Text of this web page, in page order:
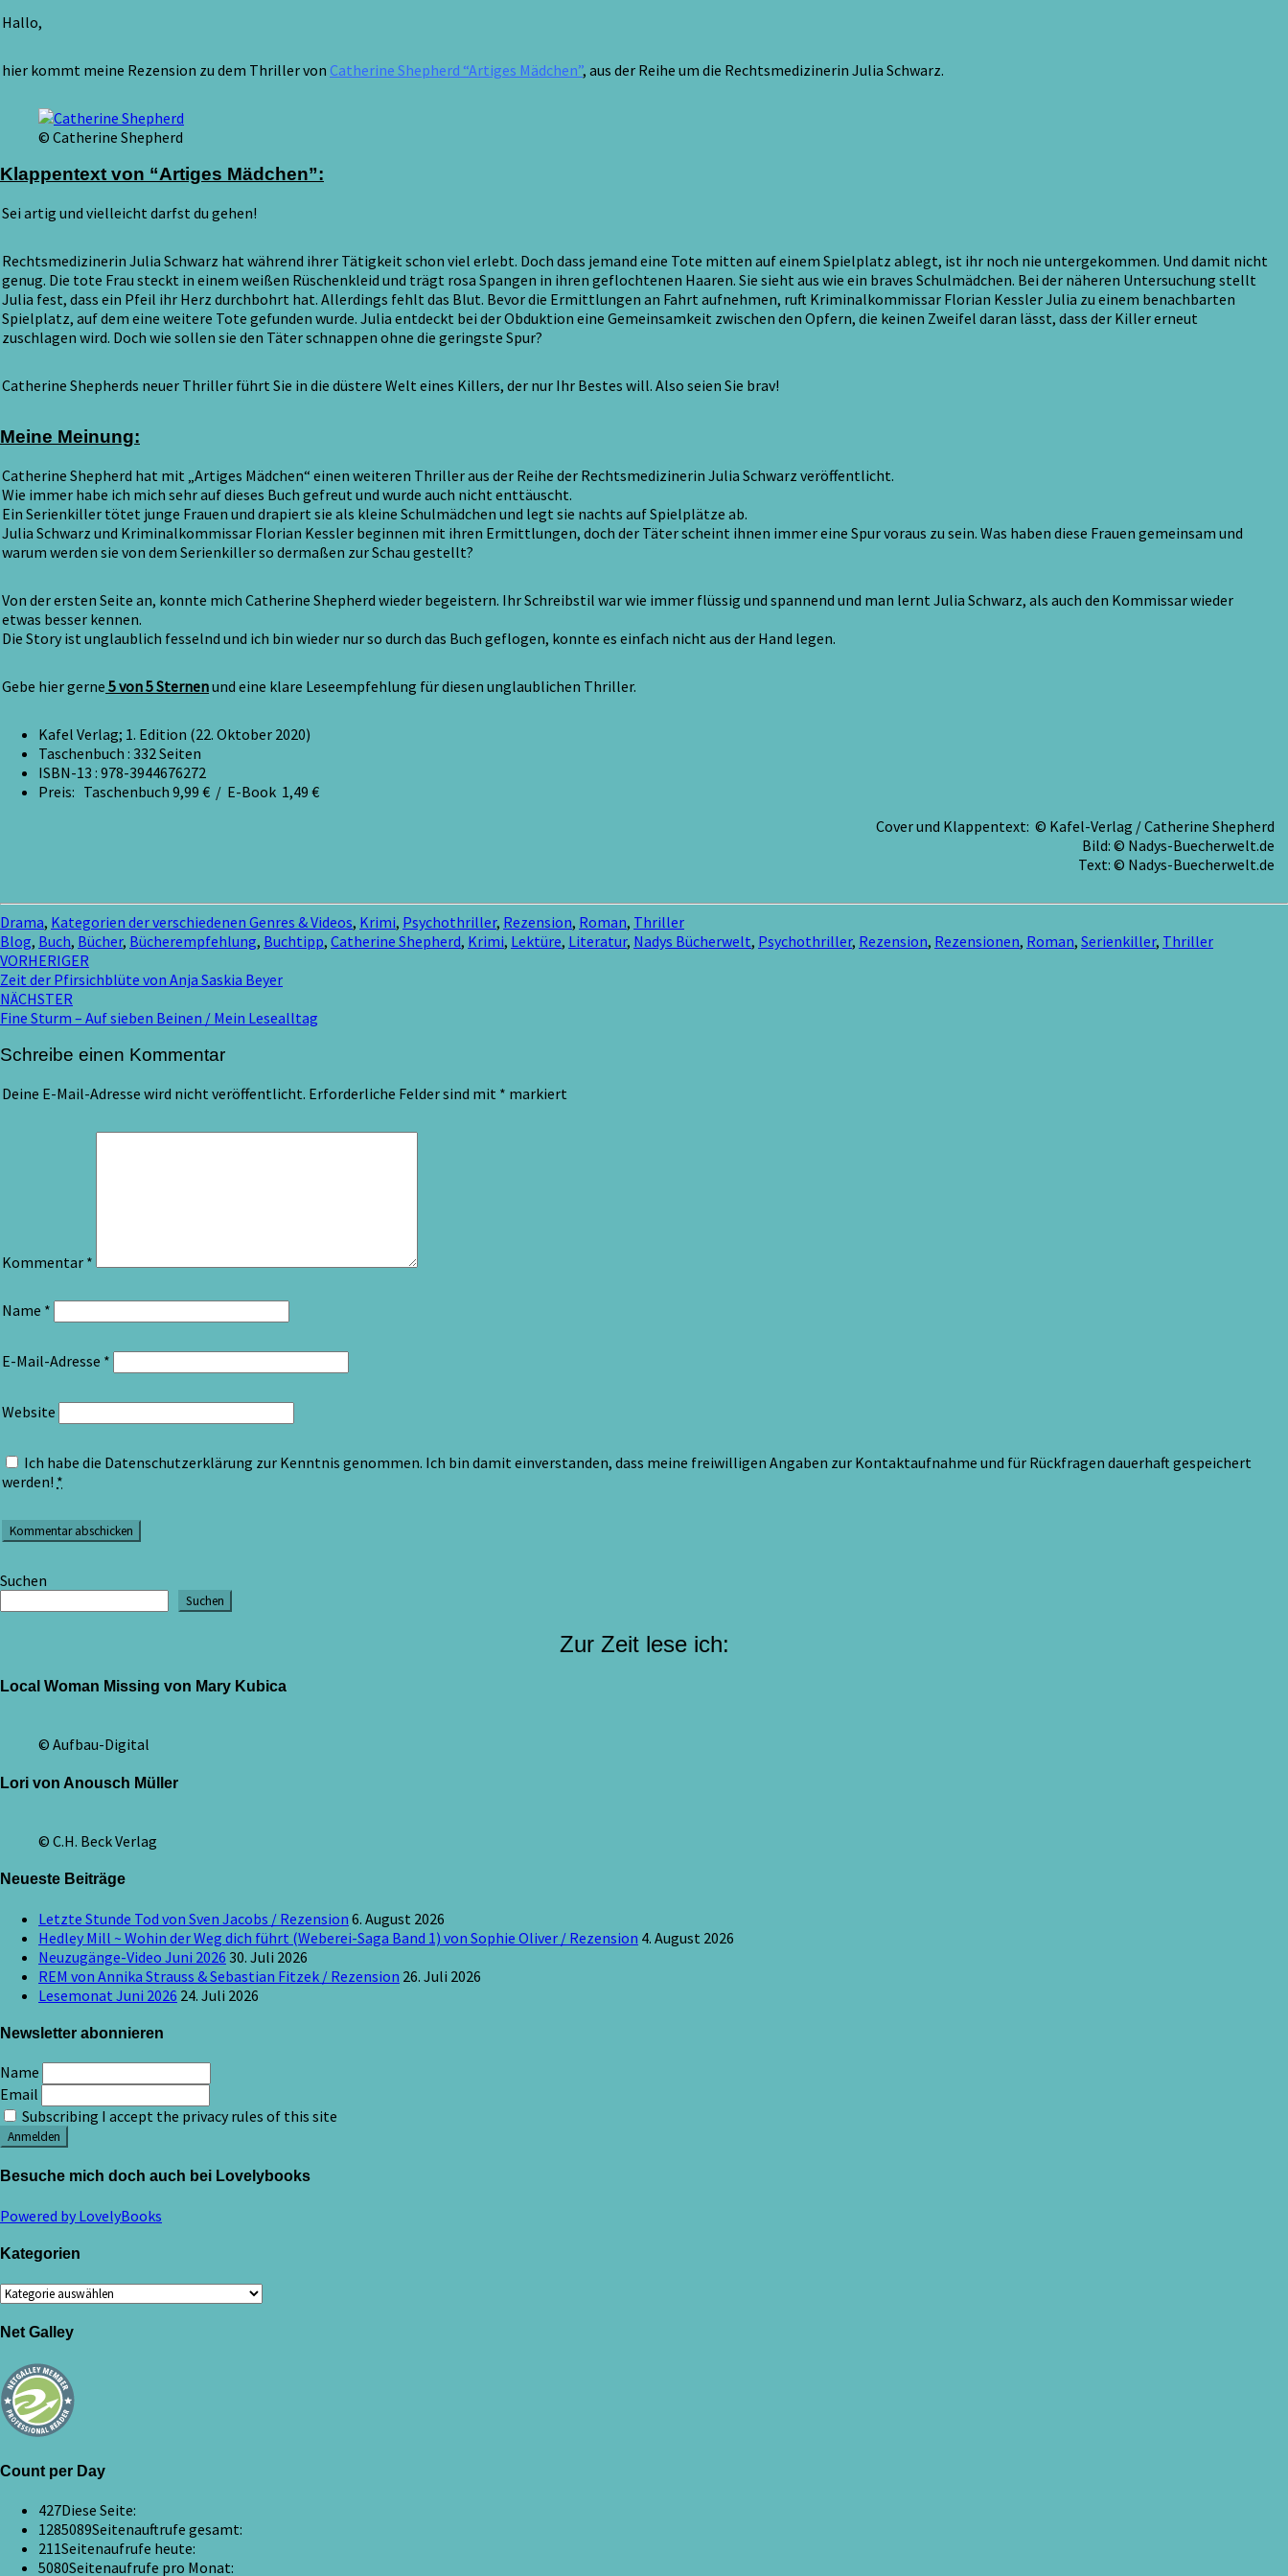
/
von
Sternen
Hallo,
hier kommt meine Rezension zu dem Thriller von Catherine Shepherd “Artiges Mädchen”, aus der Reihe um die Rechtsmedizinerin Julia Schwarz.
© Catherine Shepherd
Klappentext von “Artiges Mädchen”:
Sei artig und vielleicht darfst du gehen!
Rechtsmedizinerin Julia Schwarz hat während ihrer Tätigkeit schon viel erlebt. Doch dass jemand eine Tote mitten auf einem Spielplatz ablegt, ist ihr noch nie untergekommen. Und damit nicht
genug. Die tote Frau steckt in einem weißen Rüschenkleid und trägt rosa Spangen in ihren geflochtenen Haaren. Sie sieht aus wie ein braves Schulmädchen. Bei der näheren Untersuchung stellt
Julia fest, dass ein Pfeil ihr Herz durchbohrt hat. Allerdings fehlt das Blut. Bevor die Ermittlungen an Fahrt aufnehmen, ruft Kriminalkommissar Florian Kessler Julia zu einem benachbarten
Spielplatz, auf dem eine weitere Tote gefunden wurde. Julia entdeckt bei der Obduktion eine Gemeinsamkeit zwischen den Opfern, die keinen Zweifel daran lässt, dass der Killer erneut
zuschlagen wird. Doch wie sollen sie den Täter schnappen ohne die geringste Spur?
Catherine Shepherds neuer Thriller führt Sie in die düstere Welt eines Killers, der nur Ihr Bestes will. Also seien Sie brav!
Meine Meinung:
Catherine Shepherd hat mit „Artiges Mädchen“ einen weiteren Thriller aus der Reihe der Rechtsmedizinerin Julia Schwarz veröffentlicht.
Wie immer habe ich mich sehr auf dieses Buch gefreut und wurde auch nicht enttäuscht.
Ein Serienkiller tötet junge Frauen und drapiert sie als kleine Schulmädchen und legt sie nachts auf Spielplätze ab.
Julia Schwarz und Kriminalkommissar Florian Kessler beginnen mit ihren Ermittlungen, doch der Täter scheint ihnen immer eine Spur voraus zu sein. Was haben diese Frauen gemeinsam und
warum werden sie von dem Serienkiller so dermaßen zur Schau gestellt?
Von der ersten Seite an, konnte mich Catherine Shepherd wieder begeistern. Ihr Schreibstil war wie immer flüssig und spannend und man lernt Julia Schwarz, als auch den Kommissar wieder
etwas besser kennen.
Die Story ist unglaublich fesselnd und ich bin wieder nur so durch das Buch geflogen, konnte es einfach nicht aus der Hand legen.
Gebe hier gerne 5 von 5 Sternenund eine klare Leseempfehlung für diesen unglaublichen Thriller.
Kafel Verlag; 1. Edition (22. Oktober 2020)
Taschenbuch : 332 Seiten
ISBN-13 : 978-3944676272
Preis: Taschenbuch 9,99 € / E-Book 1,49 €
Cover und Klappentext: © Kafel-Verlag / Catherine Shepherd
Bild: © Nadys-Buecherwelt.de
Text: © Nadys-Buecherwelt.de
Drama, Kategorien der verschiedenen Genres & Videos, Krimi, Psychothriller, Rezension, Roman, Thriller
Blog, Buch, Bücher, Bücherempfehlung, Buchtipp, Catherine Shepherd, Krimi, Lektüre, Literatur, Nadys Bücherwelt, Psychothriller, Rezension, Rezensionen, Roman, Serienkiller, Thriller
Beitragsnavigation
VORHERIGER
Zeit der Pfirsichblüte von Anja Saskia Beyer
NÄCHSTER
Fine Sturm – Auf sieben Beinen / Mein Lesealltag
Schreibe einen Kommentar
Deine E-Mail-Adresse wird nicht veröffentlicht. Erforderliche Felder sind mit * markiert
Kommentar *
Name *
E-Mail-Adresse *
Website
Ich habe die Datenschutzerklärung zur Kenntnis genommen. Ich bin damit einverstanden, dass meine freiwilligen Angaben zur Kontaktaufnahme und für Rückfragen dauerhaft gespeichert
werden! *
Suchen
Suchen
Zur Zeit lese ich:
Local Woman Missing von Mary Kubica
© Aufbau-Digital
Lori von Anousch Müller
© C.H. Beck Verlag
Neueste Beiträge
Letzte Stunde Tod von Sven Jacobs / Rezension 6. August 2026
Hedley Mill ~ Wohin der Weg dich führt (Weberei-Saga Band 1) von Sophie Oliver / Rezension 4. August 2026
Neuzugänge-Video Juni 2026 30. Juli 2026
REM von Annika Strauss & Sebastian Fitzek / Rezension 26. Juli 2026
Lesemonat Juni 2026 24. Juli 2026
Newsletter abonnieren
Name
Email
Subscribing I accept the privacy rules of this site
Besuche mich doch auch bei Lovelybooks
Powered by LovelyBooks
Kategorien
Kategorien
Net Galley
Count per Day
427Diese Seite:
1285089Seitenauftrufe gesamt:
211Seitenaufrufe heute:
5080Seitenaufrufe pro Monat: